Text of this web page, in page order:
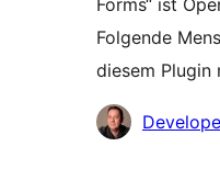
Forms“ ist
Folgende
diesem
Mitwirkende